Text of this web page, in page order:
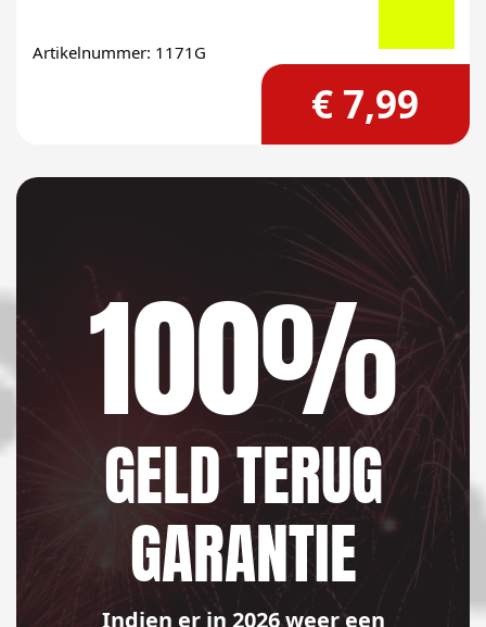
Artikelnummer: 1171G
€ 7,99
100%
GELD TERUG
GARANTIE
Indien er in 2026 weer een